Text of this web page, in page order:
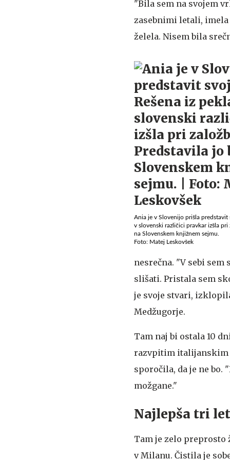
"Bila sem na svojem
zasebnimi letali, imela
želela. Nisem bila
Ania je v Slovenijo prišla predstavit
v slovenski različici pravkar izšla
na Slovenskem knjižnem sejmu.
Foto: Matej Leskovšek
nesrečna. "V sebi
slišati. Pristala sem
je svoje stvari,
Medžugorje.
Tam naj bi ostala 10
razvpitim italijanskim
sporočila, da je ne bo.
možgane."
Najlepša tri
Tam je zelo preprosto
v Milanu. Čistila je